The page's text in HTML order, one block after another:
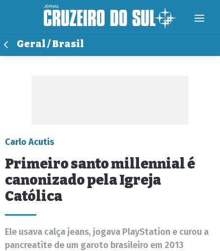
Geral / Brasil
Carlo Acutis
Primeiro santo millennial é
canonizado pela Igreja
Católica
Ele usava calça jeans, jogava PlayStation e curou a
pancreatite de um garoto brasileiro em 2013